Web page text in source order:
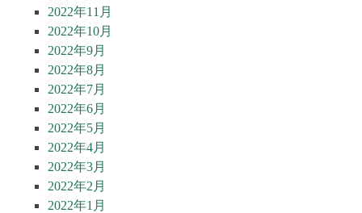
2022年11月
2022年10月
2022年9月
2022年8月
2022年7月
2022年6月
2022年5月
2022年4月
2022年3月
2022年2月
2022年1月